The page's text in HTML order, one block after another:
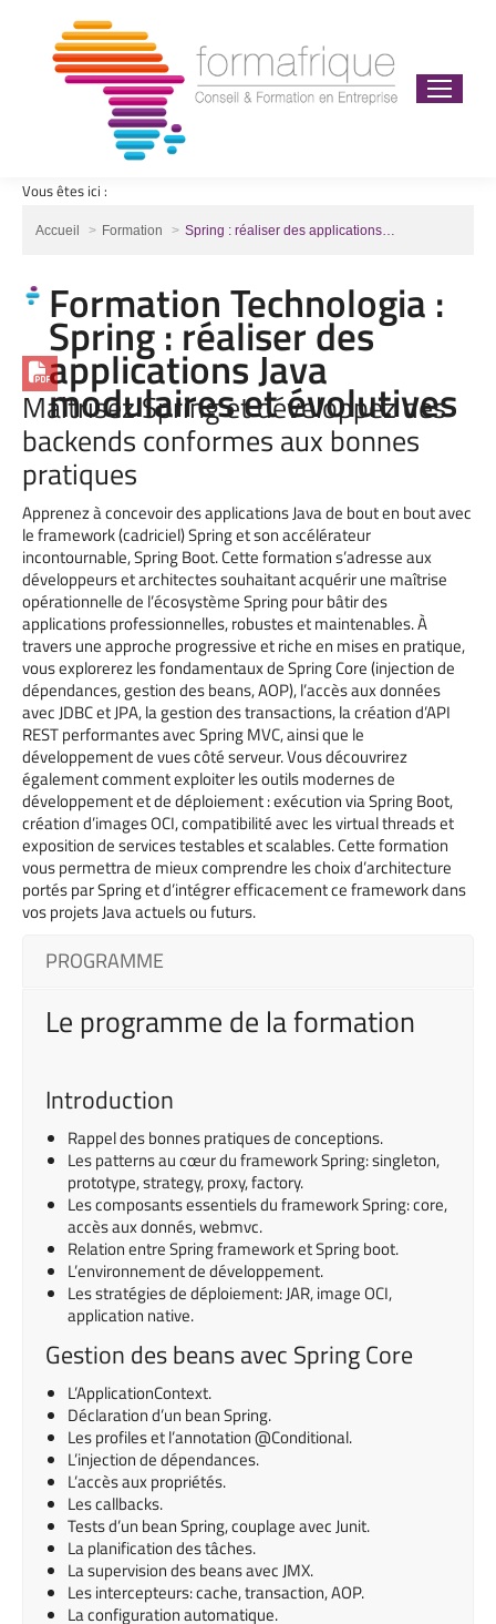
Vous êtes ici :
Vous êtes ici :
Accueil Formation Spring : réaliser des applications…
Formation Technologia :
Spring : réaliser des
applications Java
modulaires et évolutives
Maîtrisez Spring et développez des
backends conformes aux bonnes
pratiques
Apprenez à concevoir des applications Java de bout en bout avec
le framework (cadriciel) Spring et son accélérateur
incontournable, Spring Boot. Cette formation s’adresse aux
développeurs et architectes souhaitant acquérir une maîtrise
opérationnelle de l’écosystème Spring pour bâtir des
applications professionnelles, robustes et maintenables. À
travers une approche progressive et riche en mises en pratique,
vous explorerez les fondamentaux de Spring Core (injection de
dépendances, gestion des beans, AOP), l’accès aux données
avec JDBC et JPA, la gestion des transactions, la création d’API
REST performantes avec Spring MVC, ainsi que le
développement de vues côté serveur. Vous découvrirez
également comment exploiter les outils modernes de
développement et de déploiement : exécution via Spring Boot,
création d’images OCI, compatibilité avec les virtual threads et
exposition de services testables et scalables. Cette formation
vous permettra de mieux comprendre les choix d’architecture
portés par Spring et d’intégrer efficacement ce framework dans
vos projets Java actuels ou futurs.
PROGRAMME
Le programme de la formation
Introduction
Rappel des bonnes pratiques de conceptions.
Les patterns au cœur du framework Spring: singleton,
prototype, strategy, proxy, factory.
Les composants essentiels du framework Spring: core,
accès aux donnés, webmvc.
Relation entre Spring framework et Spring boot.
L’environnement de développement.
Les stratégies de déploiement: JAR, image OCI,
application native.
Gestion des beans avec Spring Core
L’ApplicationContext.
Déclaration d’un bean Spring.
Les profiles et l’annotation @Conditional.
L’injection de dépendances.
L’accès aux propriétés.
Les callbacks.
Tests d’un bean Spring, couplage avec Junit.
La planification des tâches.
La supervision des beans avec JMX.
Les intercepteurs: cache, transaction, AOP.
La configuration automatique.